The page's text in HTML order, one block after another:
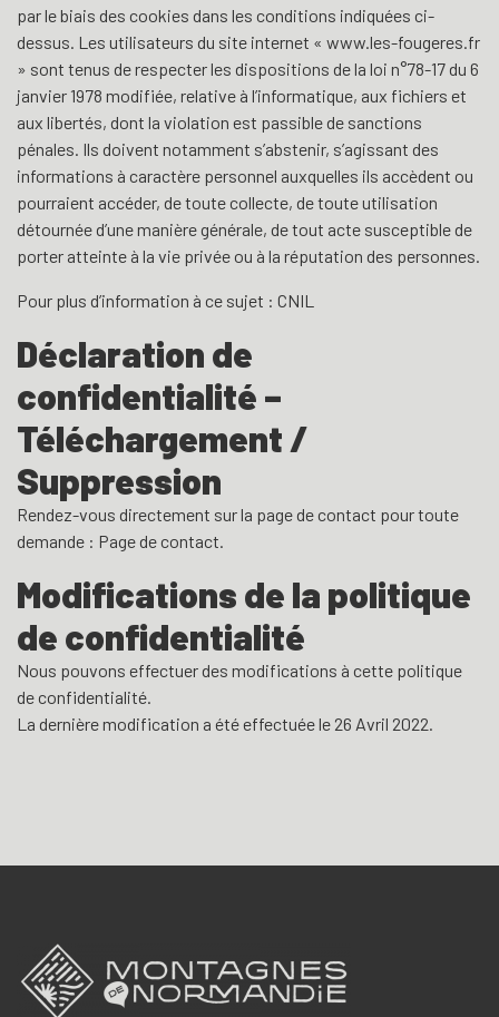
par le biais des cookies dans les conditions indiquées ci-
dessus. Les utilisateurs du site internet « www.les-fougeres.fr
» sont tenus de respecter les dispositions de la loi n°78-17 du 6
janvier 1978 modifiée, relative à l’informatique, aux fichiers et
aux libertés, dont la violation est passible de sanctions
pénales. Ils doivent notamment s’abstenir, s’agissant des
informations à caractère personnel auxquelles ils accèdent ou
pourraient accéder, de toute collecte, de toute utilisation
détournée d’une manière générale, de tout acte susceptible de
porter atteinte à la vie privée ou à la réputation des personnes.
Pour plus d’information à ce sujet : CNIL
Déclaration de
confidentialité –
Téléchargement /
Suppression
Rendez-vous directement sur la page de contact pour toute
demande : Page de contact.
Modifications de la politique
de confidentialité
Nous pouvons effectuer des modifications à cette politique
de confidentialité.
La dernière modification a été effectuée le 26 Avril 2022.